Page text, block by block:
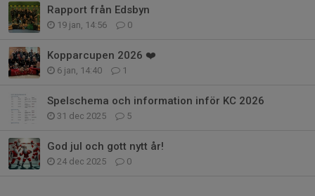
Rapport från Edsbyn
19 jan, 14:56 0
Kopparcupen 2026 ❤️
6 jan, 14:40 1
Spelschema och information inför KC 2026
31 dec 2025 5
God jul och gott nytt år!
24 dec 2025 0